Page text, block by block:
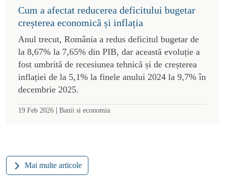
Cum a afectat reducerea deficitului bugetar
creșterea economică și inflația
Anul trecut, România a redus deficitul bugetar de
la 8,67% la 7,65% din PIB, dar această evoluție a
fost umbrită de recesiunea tehnică și de creșterea
inflației de la 5,1% la finele anului 2024 la 9,7% în
decembrie 2025.
19 Feb 2026 | Banii si economia
Mai multe articole